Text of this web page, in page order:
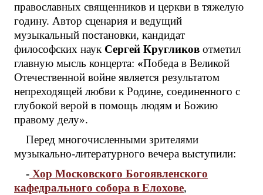
православных священников и церкви в тяжелую
годину. Автор сценария и ведущий
музыкальный постановки, кандидат
философских наук Сергей Кругликов отметил
главную мысль концерта: «Победа в Великой
Отечественной войне является результатом
непреходящей любви к Родине, соединенного с
глубокой верой в помощь людям и Божию
правому делу».
Перед многочисленными зрителями
музыкально-литературного вечера выступили:
- Хор Московского Богоявленского
кафедрального собора в Елохове,